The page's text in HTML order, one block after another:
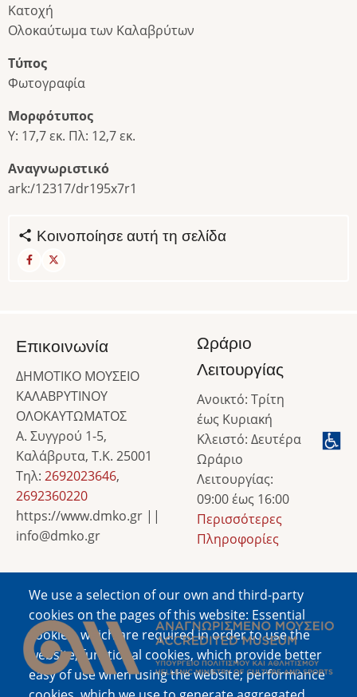
Κατοχή
Ολοκαύτωμα των Καλαβρύτων
Τύπος
Φωτογραφία
Μορφότυπος
Υ: 17,7 εκ. Πλ: 12,7 εκ.
Αναγνωριστικό
ark:/12317/dr195x7r1
Κοινοποίησε αυτή τη σελίδα
We use a selection of our own and third-party
cookies on the pages of this website: Essential
cookies, which are required in order to use the
website; functional cookies, which provide better
easy of use when using the website; performance
Επικοινωνία
ΔΗΜΟΤΙΚΟ ΜΟΥΣΕΙΟ
ΚΑΛΑΒΡΥΤΙΝΟΥ
ΟΛΟΚΑΥΤΩΜΑΤΟΣ
Α. Συγγρού 1-5,
Καλάβρυτα, Τ.Κ. 25001
Τηλ: 2692023646,
2692360220
https://www.dmko.gr ||
info@dmko.gr
Ωράριο
Λειτουργίας
Ανοικτό: Τρίτη
έως Κυριακή
Κλειστό: Δευτέρα
Ωράριο
Λειτουργίας:
09:00 έως 16:00
Περισσότερες
Πληροφορίες
Image